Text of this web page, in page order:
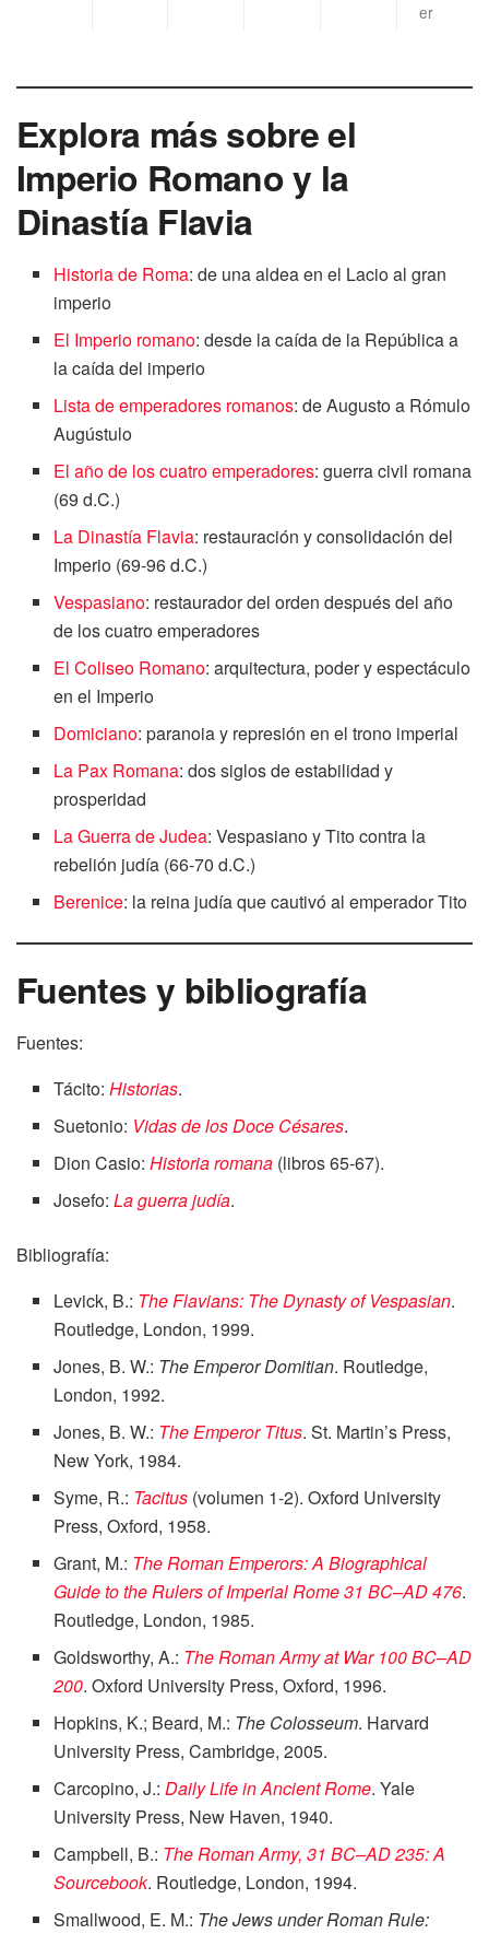
er
Explora más sobre el
Imperio Romano y la
Dinastía Flavia
Historia de Roma: de una aldea en el Lacio al gran
imperio
El Imperio romano: desde la caída de la República a
la caída del imperio
Lista de emperadores romanos: de Augusto a Rómulo
Augústulo
El año de los cuatro emperadores: guerra civil romana
(69 d.C.)
La Dinastía Flavia: restauración y consolidación del
Imperio (69-96 d.C.)
Vespasiano: restaurador del orden después del año
de los cuatro emperadores
El Coliseo Romano: arquitectura, poder y espectáculo
en el Imperio
Domiciano: paranoia y represión en el trono imperial
La Pax Romana: dos siglos de estabilidad y
prosperidad
La Guerra de Judea: Vespasiano y Tito contra la
rebelión judía (66-70 d.C.)
Berenice: la reina judía que cautivó al emperador Tito
Fuentes y bibliografía
Fuentes:
Tácito:Historias.
Suetonio: Vidas de los Doce Césares.
Dion Casio:Historia romana (libros 65-67).
Josefo:La guerra judía.
Bibliografía:
Levick, B.: The Flavians: The Dynasty of Vespasian.
Routledge, London, 1999.
Jones, B. W.: The Emperor Domitian. Routledge,
London, 1992.
Jones, B. W.: The Emperor Titus. St. Martin’s Press,
New York, 1984.
Syme, R.: Tacitus (volumen 1-2). Oxford University
Press, Oxford, 1958.
Grant, M.: The Roman Emperors: A Biographical
Guide to the Rulers of Imperial Rome 31 BC–AD 476.
Routledge, London, 1985.
Goldsworthy, A.: The Roman Army at War 100 BC–AD
200. Oxford University Press, Oxford, 1996.
Hopkins, K.; Beard, M.: The Colosseum. Harvard
University Press, Cambridge, 2005.
Carcopino, J.:Daily Life in Ancient Rome. Yale
University Press, New Haven, 1940.
Campbell, B.: The Roman Army, 31 BC–AD 235: A
Sourcebook. Routledge, London, 1994.
Smallwood, E. M.: The Jews under Roman Rule: